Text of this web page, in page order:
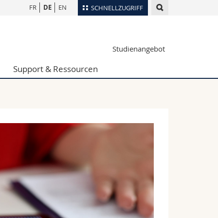
SCHNELLZUGRIFF
Webmail
FR DE EN
Studienangebot
Support & Ressourcen